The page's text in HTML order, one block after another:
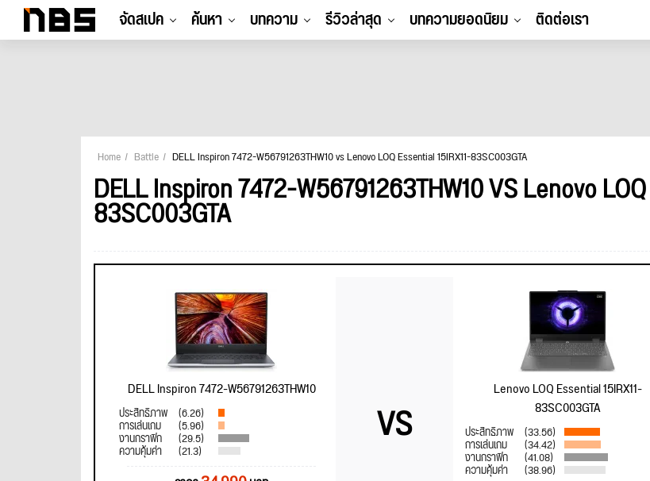
จัดสเปค ค้นหา บทความ รีวิวล่าสุด บทความยอดนิยม ติดต่อเรา
Home Battle DELL Inspiron 7472-W56791263THW10 vs Lenovo LOQ Essential 15IRX11-83SC003GTA
DELL Inspiron 7472-W56791263THW10 VS Lenovo
83SC003GTA
VS
DELL Inspiron 7472-W56791263THW10
ประสิทธิภาพ (6.26)
การเล่นเกม (5.96)
งานกราฟิก (29.5)
ความคุ้มค่า (21.3)
Lenovo LOQ Essential 15IRX11-
83SC003GTA
ประสิทธิภาพ (33.56)
การเล่นเกม (34.42)
งานกราฟิก (41.08)
ความคุ้มค่า (38.96)